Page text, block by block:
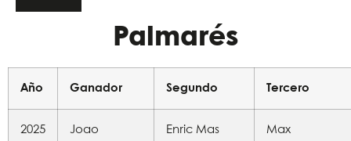
Palmarés
Año Ganador Segundo Tercero
2025
Joao
Enric Mas
Max